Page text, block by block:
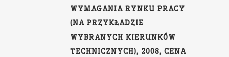
WYMAGANIA RYNKU PRACY
(NA PRZYKŁADZIE
WYBRANYCH KIERUNKÓW
TECHNICZNYCH), 2008, CENA